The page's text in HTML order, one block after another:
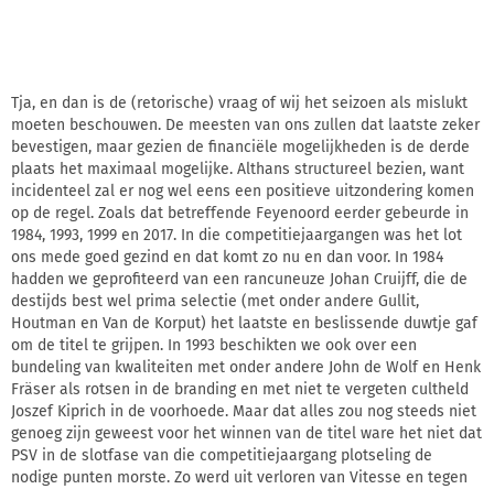
Tja, en dan is de (retorische) vraag of wij het seizoen als mislukt
moeten beschouwen. De meesten van ons zullen dat laatste zeker
bevestigen, maar gezien de financiële mogelijkheden is de derde
plaats het maximaal mogelijke. Althans structureel bezien, want
incidenteel zal er nog wel eens een positieve uitzondering komen
op de regel. Zoals dat betreffende Feyenoord eerder gebeurde in
1984, 1993, 1999 en 2017. In die competitiejaargangen was het lot
ons mede goed gezind en dat komt zo nu en dan voor. In 1984
hadden we geprofiteerd van een rancuneuze Johan Cruijff, die de
destijds best wel prima selectie (met onder andere Gullit,
Houtman en Van de Korput) het laatste en beslissende duwtje gaf
om de titel te grijpen. In 1993 beschikten we ook over een
bundeling van kwaliteiten met onder andere John de Wolf en Henk
Fräser als rotsen in de branding en met niet te vergeten cultheld
Joszef Kiprich in de voorhoede. Maar dat alles zou nog steeds niet
genoeg zijn geweest voor het winnen van de titel ware het niet dat
PSV in de slotfase van die competitiejaargang plotseling de
nodige punten morste. Zo werd uit verloren van Vitesse en tegen